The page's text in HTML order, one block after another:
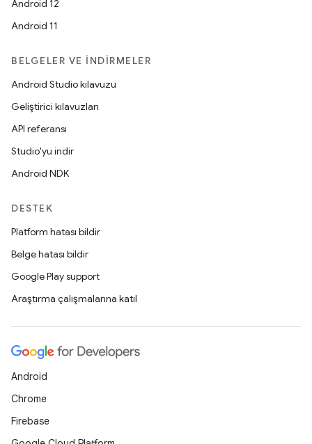
Android 12
Android 11
BELGELER VE İNDIRMELER
Android Studio kılavuzu
Geliştirici kılavuzları
API referansı
Studio'yu indir
Android NDK
DESTEK
Platform hatası bildir
Belge hatası bildir
Google Play support
Araştırma çalışmalarına katıl
Android
Chrome
Firebase